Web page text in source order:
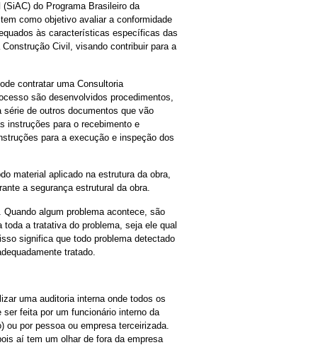
do Programa Brasileiro da
como objetivo avaliar a conformidade
às características específicas das
Civil, visando contribuir para a
contratar uma Consultoria
são desenvolvidos procedimentos,
de outros documentos que vão
instruções para o recebimento e
para a execução e inspeção dos
material aplicado na estrutura da obra,
a segurança estrutural da obra.
algum problema acontece, são
a tratativa do problema, seja ele qual
significa que todo problema detectado
tratado.
uma auditoria interna onde todos os
feita por um funcionário interno da
ou por pessoa ou empresa terceirizada.
aí tem um olhar de fora da empresa